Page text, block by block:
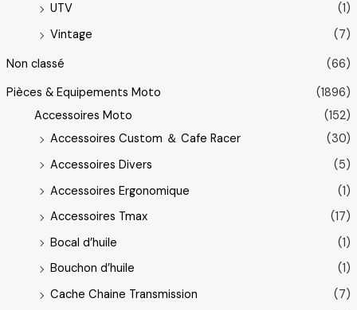
UTV
(1)
Vintage
(7)
Non classé
(66)
Pièces & Equipements Moto
(1896)
Accessoires Moto
(152)
Accessoires Custom ＆ Cafe Racer
(30)
Accessoires Divers
(5)
Accessoires Ergonomique
(1)
Accessoires Tmax
(17)
Bocal d’huile
(1)
Bouchon d’huile
(1)
Cache Chaine Transmission
(7)